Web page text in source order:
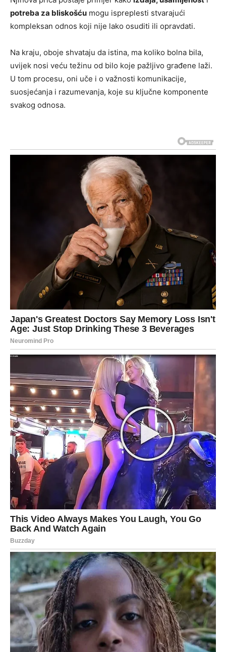
potreba za bliskošću mogu ispreplesti stvarajući
kompleksan odnos koji nije lako osuditi ili opravdati.
Na kraju, oboje shvataju da istina, ma koliko bolna bila,
uvijek nosi veću težinu od bilo koje pažljivo građene laži.
U tom procesu, oni uče i o važnosti komunikacije,
suosjećanja i razumevanja, koje su ključne komponente
svakog odnosa.